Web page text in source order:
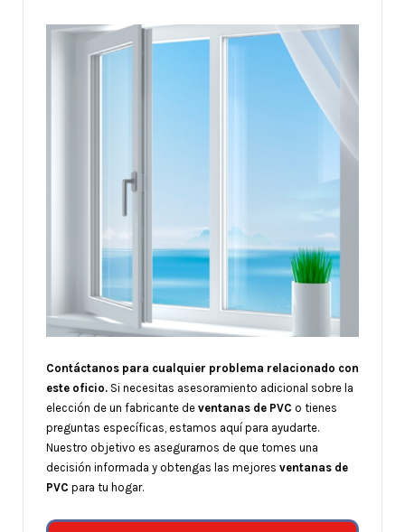
Contáctanos para cualquier problema relacionado con
este oficio. Si necesitas asesoramiento adicional sobre la
elección de un fabricante de ventanas de PVC o tienes
preguntas específicas, estamos aquí para ayudarte.
Nuestro objetivo es asegurarnos de que tomes una
decisión informada y obtengas las mejores ventanas de
PVC para tu hogar.